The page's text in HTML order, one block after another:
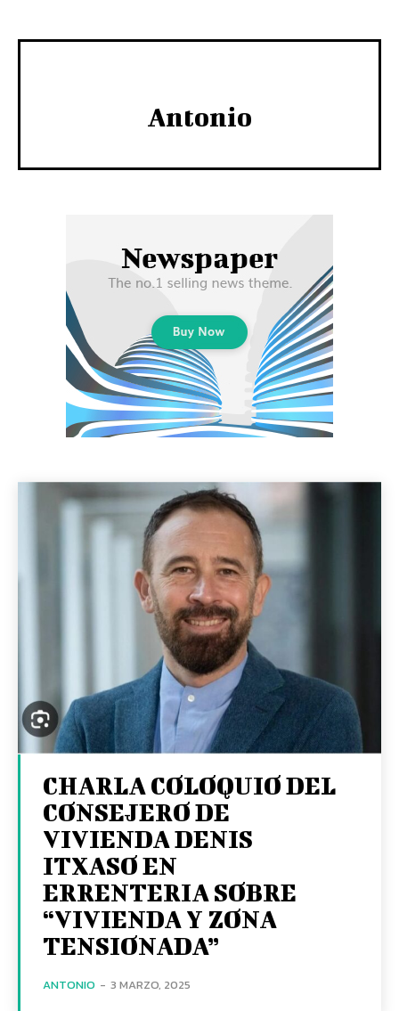
Antonio
CHARLA COLOQUIO DEL
CONSEJERO DE
VIVIENDA DENIS
ITXASO EN
ERRENTERIA SOBRE
“VIVIENDA Y ZONA
TENSIONADA”
ANTONIO - 3 MARZO, 2025